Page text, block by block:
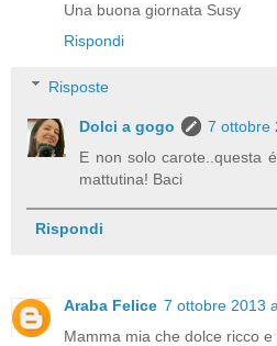
Una buona giornata Susy
Rispondi
Risposte
Dolci a gogo
7 ottobre
E non solo carote..questa
mattutina! Baci
Rispondi
Araba Felice 7 ottobre 2013
Mamma mia che dolce ricco